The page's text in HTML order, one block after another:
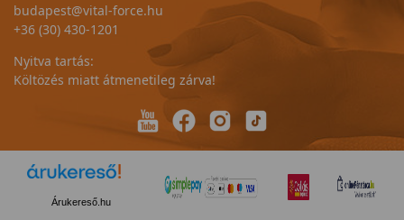
budapest@vital-force.hu
+36 (30) 430-1201
Nyitva tartás:
Költözés miatt átmenetileg zárva!
Árukereső.hu